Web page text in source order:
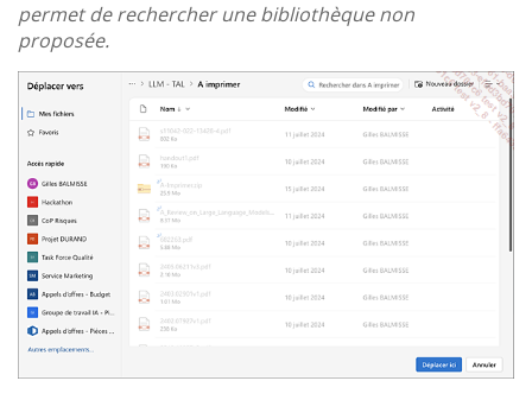
permet de rechercher une bibliothèque non
proposée.